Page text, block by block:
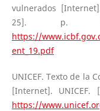
vulnerados
25]. p.
https://
ent_19.pdf
UNICEF. Texto de la
[Internet]. UNICEF.
https://